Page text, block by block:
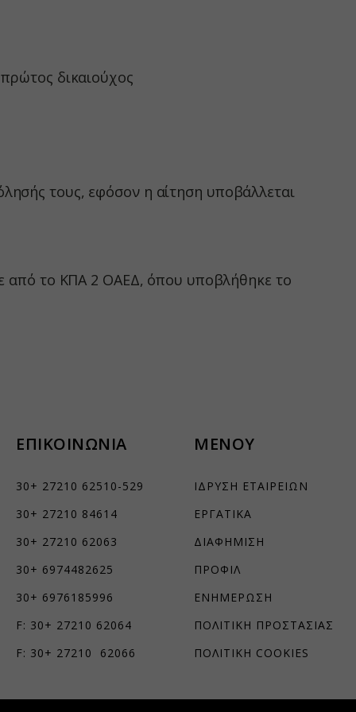
δικαιούχος
τους, εφόσον η αίτηση υποβάλλεται
από το ΚΠΑ 2 ΟΑΕΔ, όπου υποβλήθηκε το
ΕΠΙΚΟΙΝΩΝΙΑ
30+ 27210 62510-529
30+ 27210 84614
30+ 27210 62063
30+ 6974482625
30+ 6976185996
F: 30+ 27210 62064
F: 30+ 27210 62066
ΜΕΝΟΥ
ΙΔΡΥΣΗ ΕΤΑΙΡΕΙΩΝ
ΕΡΓΑΤΙΚΑ
ΔΙΑΦΗΜΙΣΗ
ΠΡΟΦΙΛ
ΕΝΗΜΕΡΩΣΗ
ΠΟΛΙΤΙΚΗ ΠΡΟΣΤΑΣΙΑΣ
ΠΟΛΙΤΙΚΗ COOKIES